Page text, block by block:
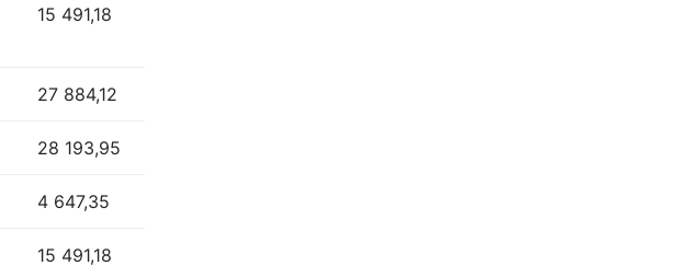
15 491,18
27 884,12
28 193,95
4 647,35
15 491,18